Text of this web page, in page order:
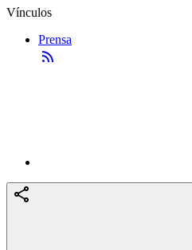
Vínculos
Prensa